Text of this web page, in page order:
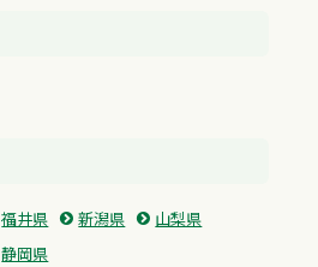
福井県 新潟県
山梨県
静岡県